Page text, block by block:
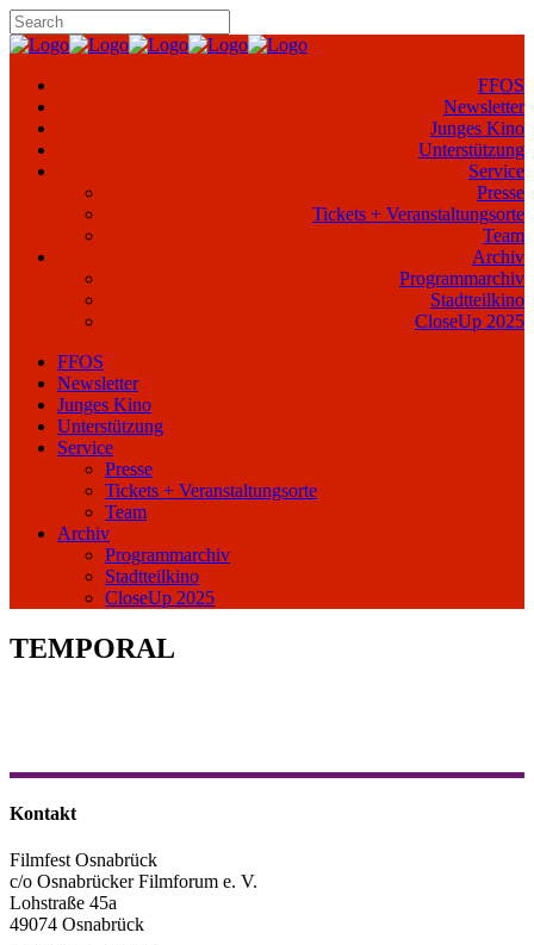
FFOS
Newsletter
Junges Kino
Unterstützung
Service
Presse
Tickets + Veranstaltungsorte
Team
Archiv
Programmarchiv
Stadtteilkino
CloseUp 2025
FFOS
Newsletter
Junges Kino
Unterstützung
Service
Presse
Tickets + Veranstaltungsorte
Team
Archiv
Programmarchiv
Stadtteilkino
CloseUp 2025
TEMPORAL
Kontakt
Filmfest Osnabrück
c/o Osnabrücker Filmforum e. V.
Lohstraße 45a
49074 Osnabrück